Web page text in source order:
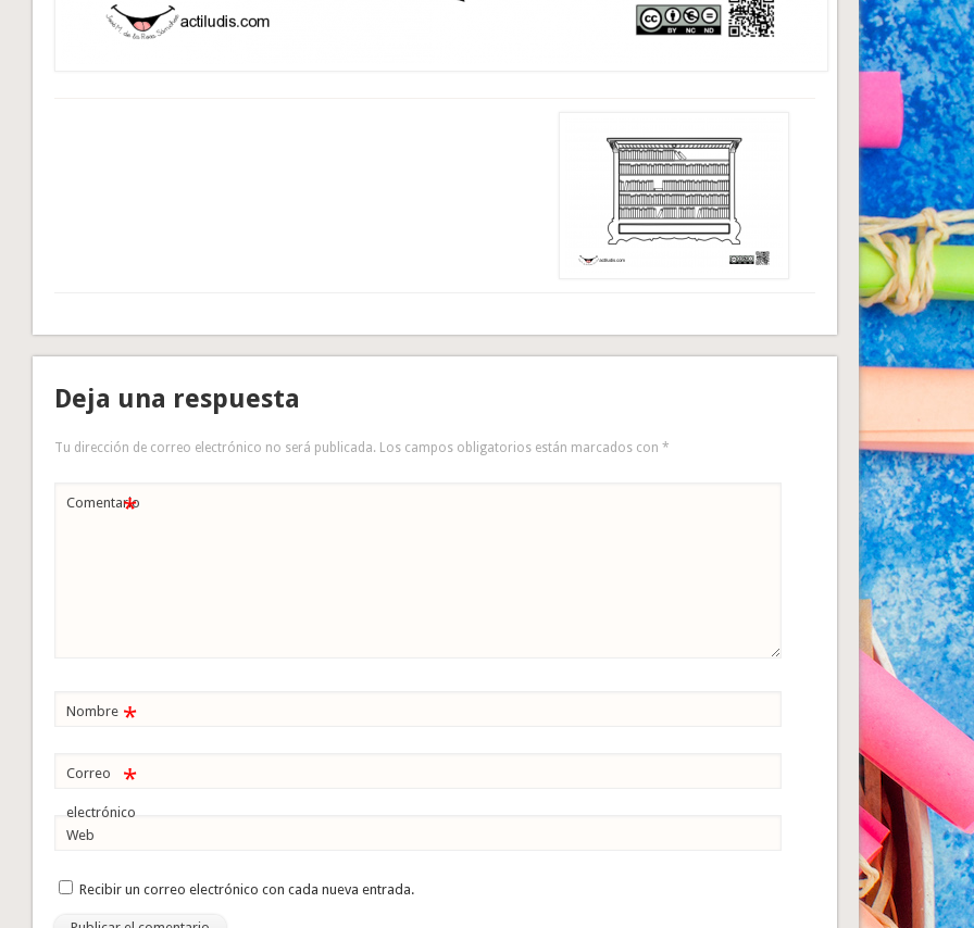
Deja una respuesta
Tu dirección de correo electrónico no será publicada. Los campos obligatorios están marcados con*
Comentario
*
Nombre *
Correo
electrónico
*
Web
Recibir un correo electrónico con cada nueva entrada.